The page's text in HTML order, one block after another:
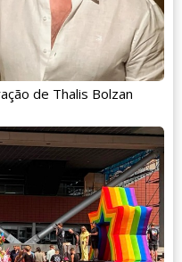
de Thalis Bolzan